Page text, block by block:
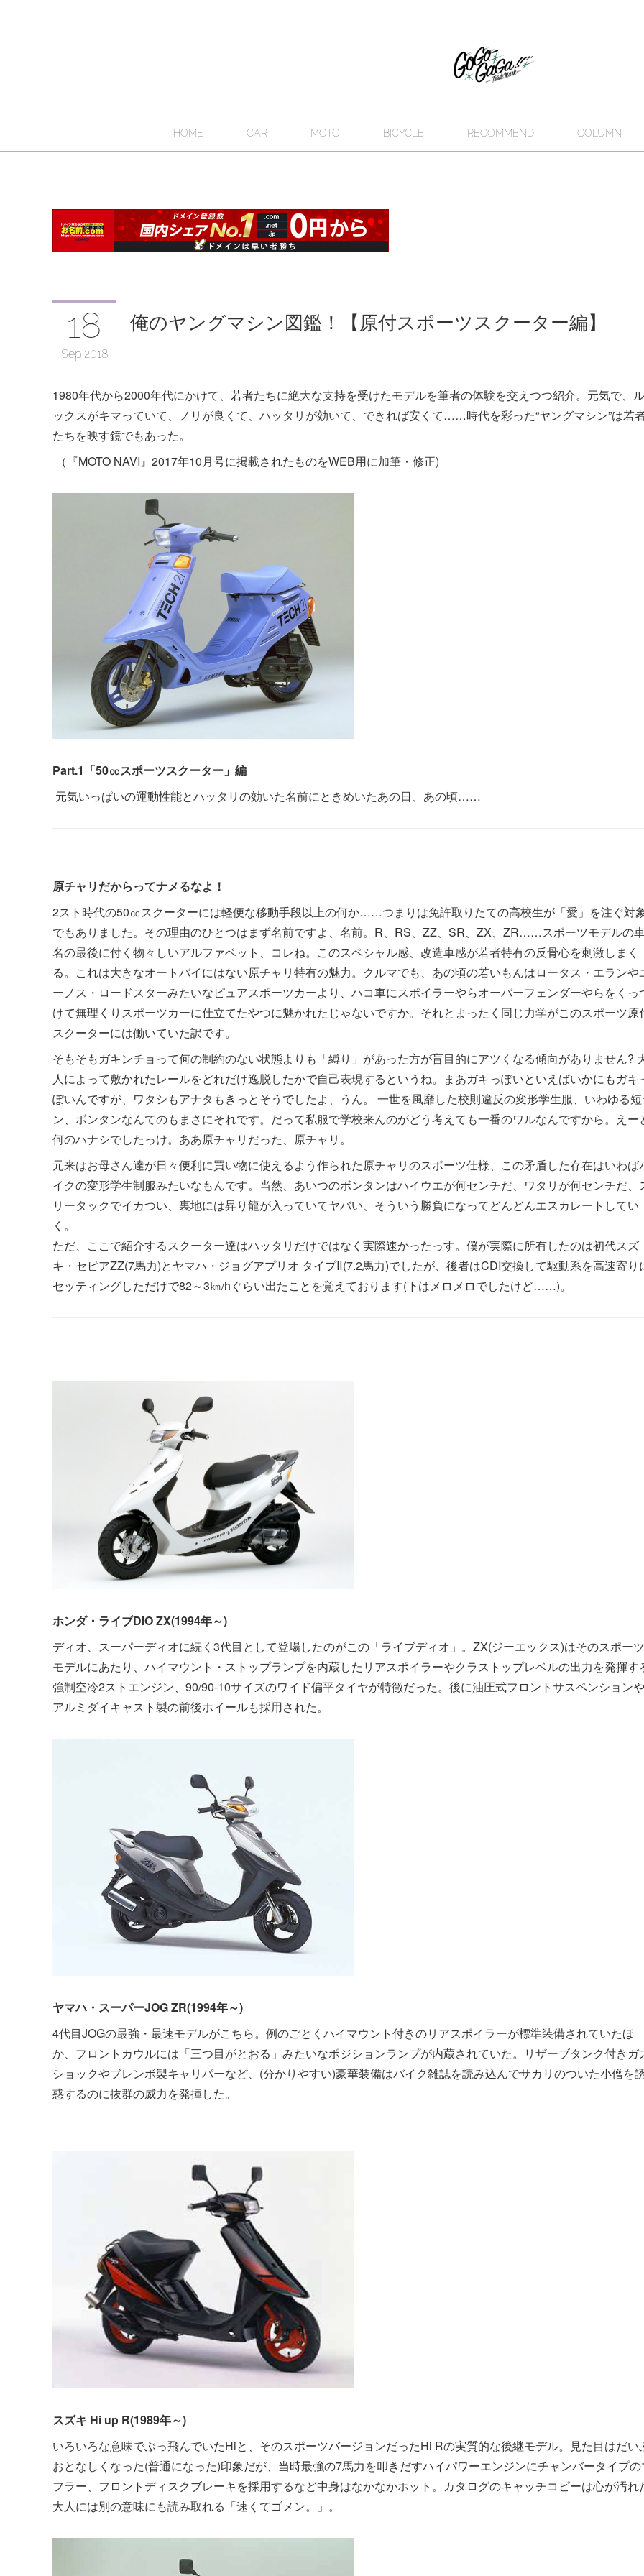
HOME CAR MOTO BICYCLE RECOMMEND COLUMN
18
Sep 2018
俺のヤングマシン図鑑！【原付スポーツスクーター編】
1980年代から2000年代にかけて、若者たちに絶大な支持を受けたモデルを筆者の体験を交えつつ紹介。元気で、ル
ックスがキマっていて、ノリが良くて、ハッタリが効いて、できれば安くて……時代を彩った“ヤングマシン”は若
たちを映す鏡でもあった。
（『MOTO NAVI』2017年10月号に掲載されたものをWEB用に加筆・修正)
Part.1「50㏄スポーツスクーター」編
元気いっぱいの運動性能とハッタリの効いた名前にときめいたあの日、あの頃……
原チャリだからってナメるなよ！
2スト時代の50㏄スクーターには軽便な移動手段以上の何か……つまりは免許取りたての高校生が「愛」を注ぐ対
でもありました。その理由のひとつはまず名前ですよ、名前。R、RS、ZZ、SR、ZX、ZR……スポーツモデルの
名の最後に付く物々しいアルファベット、コレね。このスペシャル感、改造車感が若者特有の反骨心を刺激しまく
る。これは大きなオートバイにはない原チャリ特有の魅力。クルマでも、あの頃の若いもんはロータス・エランや
ーノス・ロードスターみたいなピュアスポーツカーより、ハコ車にスポイラーやらオーバーフェンダーやらをくっ
けて無理くりスポーツカーに仕立てたやつに魅かれたじゃないですか。それとまったく同じ力学がこのスポーツ原
スクーターには働いていた訳です。
そもそもガキンチョって何の制約のない状態よりも「縛り」があった方が盲目的にアツくなる傾向がありません?
人によって敷かれたレールをどれだけ逸脱したかで自己表現するというね。まあガキっぽいといえばいかにもガキ
ぽいんですが、ワタシもアナタもきっとそうでしたよ、うん。 一世を風靡した校則違反の変形学生服、いわゆる
ン、ボンタンなんてのもまさにそれです。だって私服で学校来んのがどう考えても一番のワルなんですから。えー
何のハナシでしたっけ。ああ原チャリだった、原チャリ。
元来はお母さん達が日々便利に買い物に使えるよう作られた原チャリのスポーツ仕様、この矛盾した存在はいわば
イクの変形学生制服みたいなもんです。当然、あいつのボンタンはハイウエが何センチだ、ワタリが何センチだ、
リータックでイカつい、裏地には昇り龍が入っていてヤバい、そういう勝負になってどんどんエスカレートしてい
く。
ただ、ここで紹介するスクーター達はハッタリだけではなく実際速かったっす。僕が実際に所有したのは初代スズ
キ・セピアZZ(7馬力)とヤマハ・ジョグアプリオ タイプⅡ(7.2馬力)でしたが、後者はCDI交換して駆動系を高速寄り
セッティングしただけで82～3㎞/hぐらい出たことを覚えております(下はメロメロでしたけど……)。
ホンダ・ライブDIO ZX(1994年～)
ディオ、スーパーディオに続く3代目として登場したのがこの「ライブディオ」。ZX(ジーエックス)はそのスポーツ
モデルにあたり、ハイマウント・ストップランプを内蔵したリアスポイラーやクラストップレベルの出力を発揮す
強制空冷2ストエンジン、90/90-10サイズのワイド偏平タイヤが特徴だった。後に油圧式フロントサスペンションや
アルミダイキャスト製の前後ホイールも採用された。
ヤマハ・スーパーJOG ZR(1994年～)
4代目JOGの最強・最速モデルがこちら。例のごとくハイマウント付きのリアスポイラーが標準装備されていたほ
か、フロントカウルには「三つ目がとおる」みたいなポジションランプが内蔵されていた。リザーブタンク付きガ
ショックやブレンボ製キャリパーなど、(分かりやすい)豪華装備はバイク雑誌を読み込んでサカリのついた小僧を
惑するのに抜群の威力を発揮した。
スズキ Hi up R(1989年～)
いろいろな意味でぶっ飛んでいたHiと、そのスポーツバージョンだったHi Rの実質的な後継モデル。見た目はだい
おとなしくなった(普通になった)印象だが、当時最強の7馬力を叩きだすハイパワーエンジンにチャンバータイプ
フラー、フロントディスクブレーキを採用するなど中身はなかなかホット。カタログのキャッチコピーは心が汚れ
大人には別の意味にも読み取れる「速くてゴメン。」。